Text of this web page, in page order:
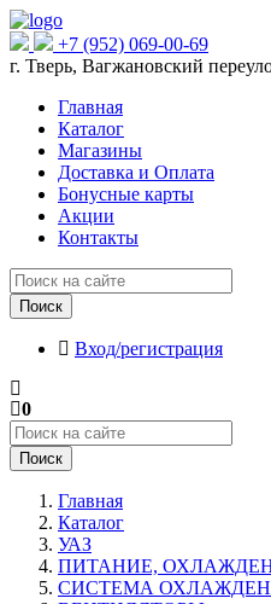
+7 (952) 069-00-69
г. Тверь, Вагжановский
Главная
Каталог
Магазины
Доставка и Оплата
Бонусные карты
Акции
Контакты
Поиск
Вход/регистрация
0
Поиск
Главная
Каталог
УАЗ
ПИТАНИЕ,
СИСТЕМА